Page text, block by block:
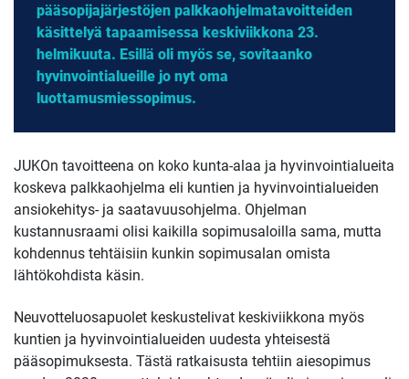
pääsopijajärjestöjen palkkaohjelmatavoitteiden
käsittelyä tapaamisessa keskiviikkona 23.
helmikuuta. Esillä oli myös se, sovitaanko
hyvinvointialueille jo nyt oma
luottamusmiessopimus.
JUKOn tavoitteena on koko kunta-alaa ja hyvinvointialueita
koskeva palkkaohjelma eli kuntien ja hyvinvointialueiden
ansiokehitys- ja saatavuusohjelma. Ohjelman
kustannusraami olisi kaikilla sopimusaloilla sama, mutta
kohdennus tehtäisiin kunkin sopimusalan omista
lähtökohdista käsin.
Neuvotteluosapuolet keskustelivat keskiviikkona myös
kuntien ja hyvinvointialueiden uudesta yhteisestä
pääsopimuksesta. Tästä ratkaisusta tehtiin aiesopimus